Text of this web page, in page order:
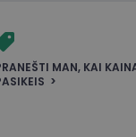
MAN, KAI